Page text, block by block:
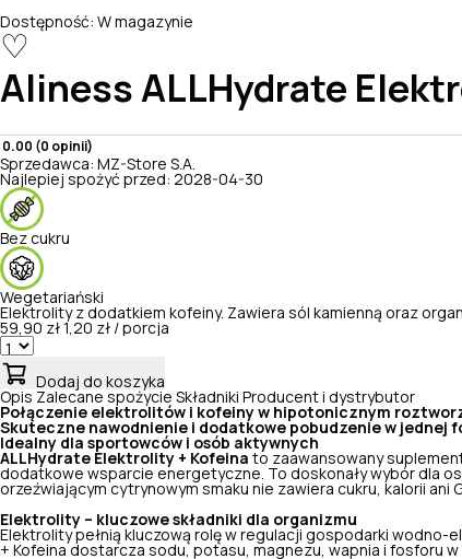
Dostępność: W magazynie
♡
Aliness ALLHydrate
0.00 (0 opinii)
Sprzedawca: MZ-Store S.A.
Najlepiej spożyć przed: 2028-04-30
Bez cukru
Wegetariański
Elektrolity z dodatkiem kofeiny. Zawiera sól kamienną oraz
59,90 zł 1,20 zł / porcja
Dodaj do koszyka
Opis Zalecane spożycie Składniki Producent i dystrybutor
Połączenie elektrolitów i kofeiny w hipotonicznym
Skuteczne nawodnienie i dodatkowe pobudzenie w jednej
Idealny dla sportowców i osób aktywnych
ALLHydrate Elektrolity + Kofeina to zaawansowany
dodatkowe wsparcie energetyczne. To doskonały wybór dla
orzeźwiającym cytrynowym smaku nie zawiera cukru, kalorii ani
Elektrolity – kluczowe składniki dla organizmu
Elektrolity pełnią kluczową rolę w regulacji gospodarki wodno-
+ Kofeina dostarcza sodu, potasu, magnezu, wapnia i fosforu